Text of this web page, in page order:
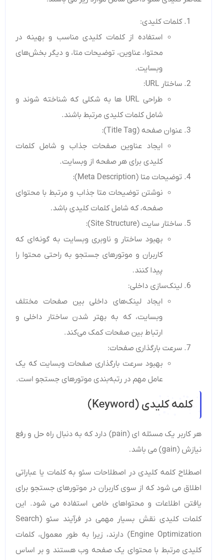
کلمات کلیدی:
استفاده از کلمات کلیدی مناسب و بهینه در
محتوا، عناوین، توضیحات متا، و دیگر بخش‌های
وبسایت.
ساختار URL:
طراحی URL ها به شکلی که شناخته شوند و
شامل کلمات کلیدی مرتبط باشند.
عنوان صفحه (Title Tag):
ایجاد عناوین صفحات جذاب و شامل کلمات
کلیدی برای هر صفحه از وبسایت.
توضیحات متا (Meta Description):
نوشتن توضیحات متا جذاب و مرتبط با محتوای
صفحه، که شامل کلمات کلیدی باشد.
ساختار سایت (Site Structure):
بهبود ساختار و ناوبری وبسایت به گونه‌ای که
کاربران و موتورهای جستجو به راحتی محتوا را
پیدا کنند.
لینک‌سازی داخلی:
ایجاد لینک‌های داخلی بین صفحات مختلف
وبسایت، که به بهتر شدن ساختار داخلی و
ارتباط بین صفحات کمک می‌کند.
سرعت بارگذاری صفحات:
بهبود سرعت بارگذاری صفحات وبسایت که یک
عامل مهم در رتبه‌بندی موتورهای جستجو است.
کلمه کلیدی (Keyword)
هر کاربر یک مسئله ای (pain) دارد که به دنبال راه حل و رفع
نیازش (gain) می باشد.
اصطلاح کلمه کلیدی در اصطلاحات سئو به کلمات یا عباراتی
اطلاق می ‌شود که از سوی کاربران در موتورهای جستجو برای
یافتن اطلاعات و محتواهای خاص استفاده می ‌شود. این
کلمات کلیدی نقش بسیار مهمی در فرآیند سئو (Search
Engine Optimization) دارند، زیرا به طور معمول، کلمات
کلیدی مرتبط با محتوای یک صفحه وب هستند و بر اساس